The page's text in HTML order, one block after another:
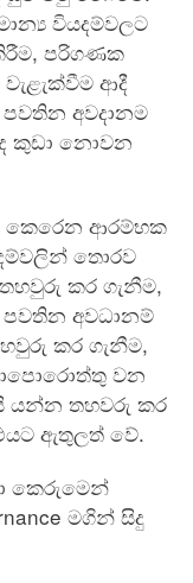
වියදම්වලට
පරිගණක
ආදී
අවදානම
කුඩා නොවන
කෙරෙන ආරම්භක
තොරව
තහවුරු කර ගැනීම,
අවධානම්
කර ගැනීම,
වන
යන්න තහවරු කර
ඇතුලත් වේ.
කෙරුමෙන්
මගින් සිදු